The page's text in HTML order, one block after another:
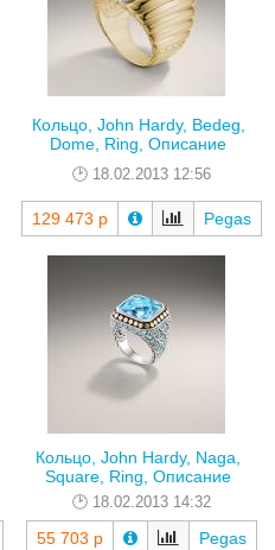
Кольцо, John Hardy, Bedeg,
Dome, Ring, Описание
18.02.2013 12:56
129 473 р Pegas
Кольцо, John Hardy, Naga,
Square, Ring, Описание
18.02.2013 14:32
55 703 р Pegas